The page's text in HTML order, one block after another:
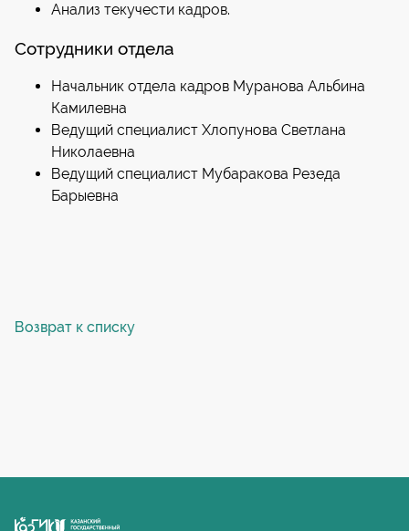
Анализ текучести кадров.
Сотрудники отдела
Начальник отдела кадров Муранова Альбина
Камилевна
Ведущий специалист Хлопунова Светлана
Николаевна
Ведущий специалист Мубаракова Резеда
Барыевна
Возврат к списку